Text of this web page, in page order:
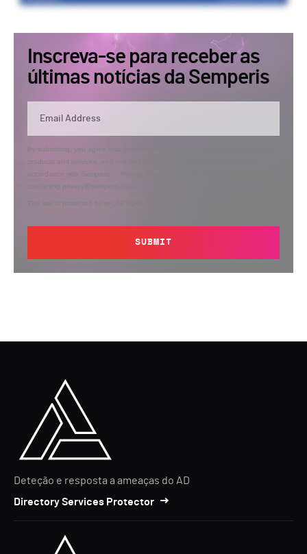
Inscreva-se para receber as
últimas notícias da Semperis
By submitting, you agree that Semperis may send you information regarding its
products and services, and use and process your personal information in
accordance with Semperis’
contacting privacy@semperis.com.
This site is protected by reCAPTCHA.
SUBMIT
Deteção e resposta a ameaças do AD
Directory Services Protector